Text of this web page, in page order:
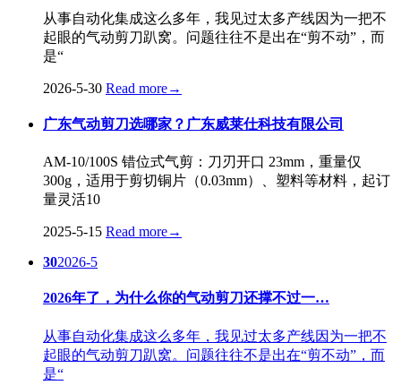
从事自动化集成这么多年，我见过太多产线因为一把不
起眼的气动剪刀趴窝。问题往往不是出在“剪不动”，而
是“
2026-5-30 Read more→
广东气动剪刀选哪家？广东威莱仕科技有限公司
AM-10/100S 错位式气剪：刀刃开口 23mm，重量仅
300g，适用于剪切铜片（0.03mm）、塑料等材料，起订
量灵活10
2025-5-15 Read more→
302026-5
2026年了，为什么你的气动剪刀还撑不过一…
从事自动化集成这么多年，我见过太多产线因为一把不
起眼的气动剪刀趴窝。问题往往不是出在“剪不动”，而
是“